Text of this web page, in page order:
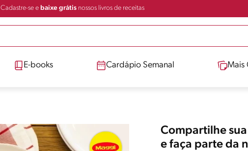
Cadastre-se e baixe grátisnossos livros de receitas
E-books Cardápio Semanal Mais
Compartilhe
e faça parte da